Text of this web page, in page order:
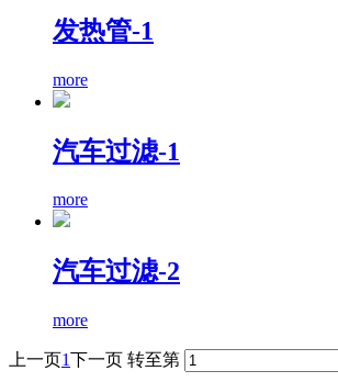
发热管-1
more
汽车过滤-1
more
汽车过滤-2
more
上一页1下一页 转至第